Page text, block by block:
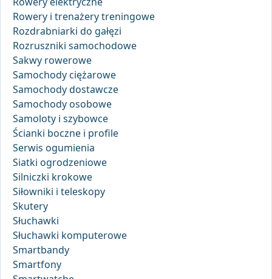
Rowery i trenażery treningowe
Rozdrabniarki do gałęzi
Rozruszniki samochodowe
Sakwy rowerowe
Samochody ciężarowe
Samochody dostawcze
Samochody osobowe
Samoloty i szybowce
Ścianki boczne i profile
Serwis ogumienia
Siatki ogrodzeniowe
Silniczki krokowe
Siłowniki i teleskopy
Skutery
Słuchawki
Słuchawki komputerowe
Smartbandy
Smartfony